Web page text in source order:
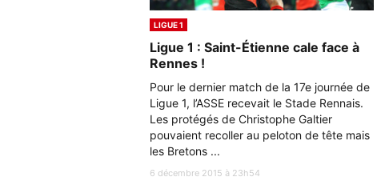
LIGUE 1
Ligue 1 : Saint-Étienne cale face à
Rennes !
Pour le dernier match de la 17e journée de
Ligue 1, l’ASSE recevait le Stade Rennais.
Les protégés de Christophe Galtier
pouvaient recoller au peloton de tête mais
les Bretons ...
6 décembre 2015 à 23h54